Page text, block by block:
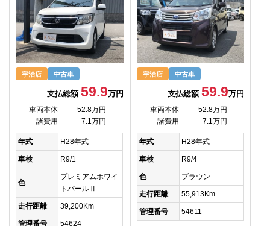
宇治店 中古車
支払総額 59.9万円
車両本体
52.8万円
諸費用
7.1万円
年式 H28年式
車検 R9/1
色
プレミアムホワイ
トパールⅡ
走行距離 39,200Km
管理番号 54624
宇治店 中古車
支払総額59.9万円
車両本体
52.8万円
諸費用
7.1万円
年式 H28年式
車検 R9/4
色 ブラウン
走行距離 55,913Km
管理番号 54611